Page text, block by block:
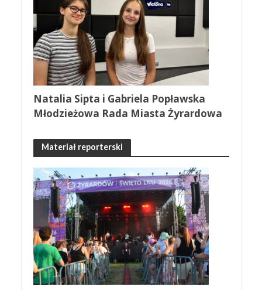
Natalia Sipta i Gabriela Popławska
Młodzieżowa Rada Miasta Żyrardowa
Materiał reporterski